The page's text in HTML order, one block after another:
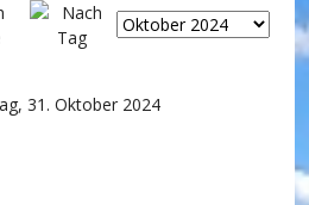
31. Oktober 2024